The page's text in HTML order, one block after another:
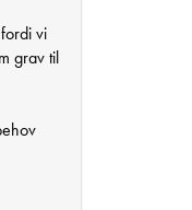
vi
grav til